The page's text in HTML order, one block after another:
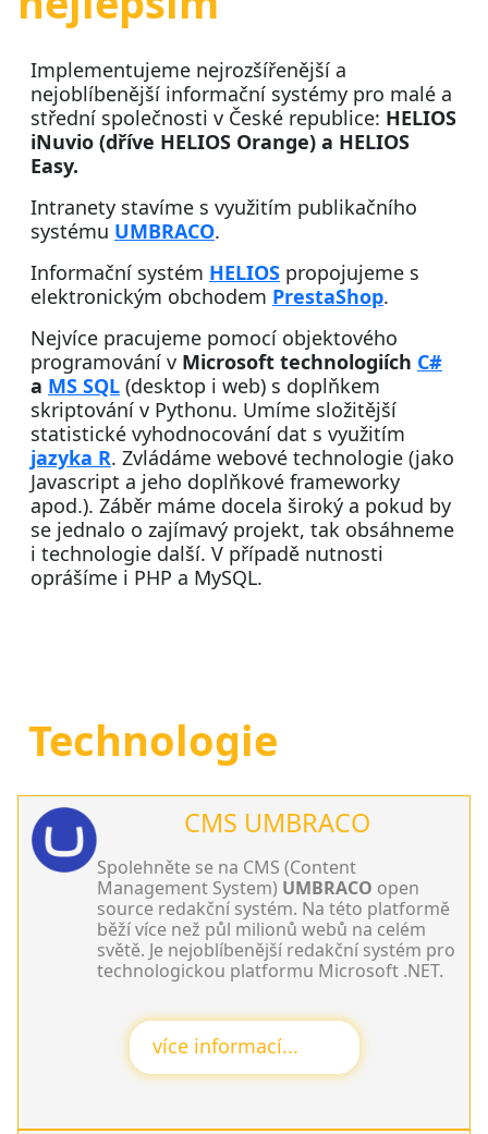
Implementujeme nejrozšířenější a
nejoblíbenější informační systémy pro malé a
střední společnosti v České republice: HELIOS
iNuvio (dříve HELIOS Orange) a HELIOS
Easy.
Intranety stavíme s využitím publikačního
systému UMBRACO.
Informační systém HELIOS propojujeme s
elektronickým obchodem PrestaShop.
Nejvíce pracujeme pomocí objektového
programování v Microsoft technologiích C#
a MS SQL (desktop i web) s doplňkem
skriptování v Pythonu. Umíme složitější
statistické vyhodnocování dat s využitím
jazyka R. Zvládáme webové technologie (jako
Javascript a jeho doplňkové frameworky
apod.). Záběr máme docela široký a pokud by
se jednalo o zajímavý projekt, tak obsáhneme
i technologie další. V případě nutnosti
oprášíme i PHP a MySQL.
Technologie
CMS UMBRACO
Spolehněte se na CMS (Content
Management System) UMBRACO open
source redakční systém. Na této platformě
běží více než půl milionů webů na celém
světě. Je nejoblíbenější redakční systém pro
technologickou platformu Microsoft .NET.
více informací...